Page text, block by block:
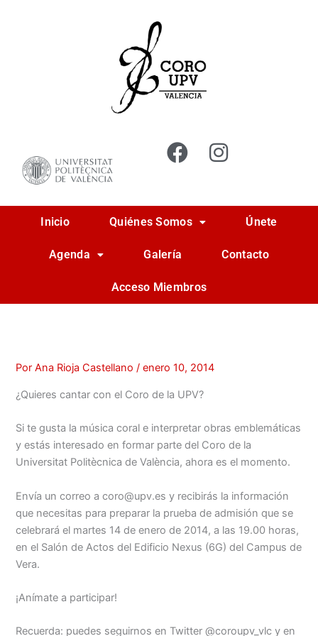
Inicio Quiénes Somos Únete
Agenda Galería Contacto
Acceso Miembros
PorAna Rioja Castellano/enero 10, 2014
¿Quieres cantar con el Coro de la UPV?
Si te gusta la música coral e interpretar obras emblemáticas
y estás interesado en formar parte del Coro de la
Universitat Politècnica de València, ahora es el momento.
Envía un correo a coro@upv.es y recibirás la información
que necesitas para preparar la prueba de admisión que se
celebrará el martes 14 de enero de 2014, a las 19.00 horas,
en el Salón de Actos del Edificio Nexus (6G) del Campus de
Vera.
¡Anímate a participar!
Recuerda: puedes seguirnos en Twitter @coroupv_vlc y en